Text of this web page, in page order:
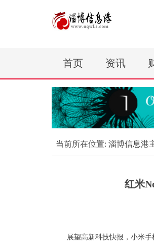
首页 资讯
当前所在位置: 淄博信息港
红米
展望高新科技快报，小米